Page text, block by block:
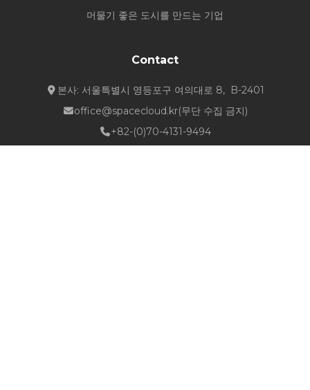
머물기 좋은 도시를 만드는 기업
Contact
본사: 서울특별시 영등포구 여의대로 8, B-2401
office@spacecloud.kr(무단 수집 금지)
+82-(0)70-4131-9494